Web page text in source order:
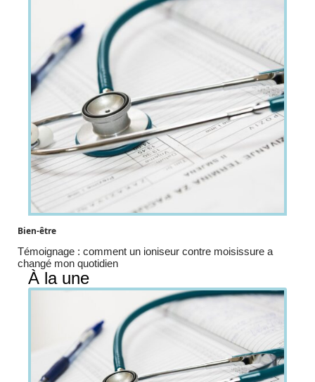
Bien-être
Témoignage : comment un ioniseur contre moisissure a
changé mon quotidien
À la une